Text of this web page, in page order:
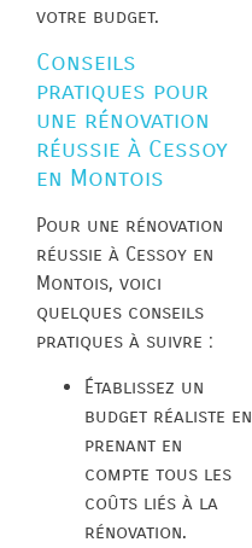
votre budget.
Conseils
pratiques pour
une rénovation
réussie à Cessoy
en Montois
Pour une rénovation
réussie à Cessoy en
Montois, voici
quelques conseils
pratiques à suivre :
Établissez un
budget réaliste en
prenant en
compte tous les
coûts liés à la
rénovation.